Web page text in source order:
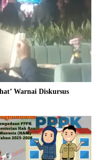
Warnai Diskursus